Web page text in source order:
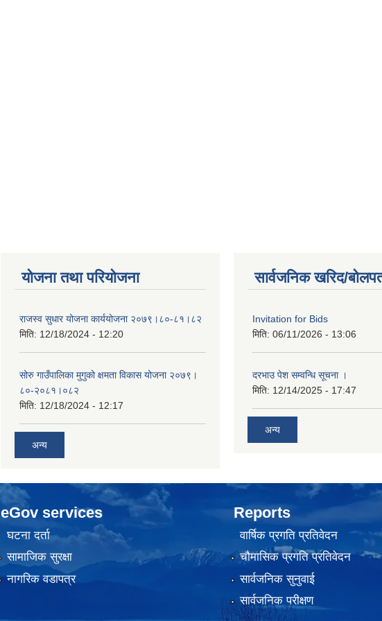
योजना तथा परियोजना
राजस्व सुधार योजना कार्ययोजना २०७९।८०-८१।८२
मिति: 12/18/2024 - 12:20
सोरु गाउँपालिका मुगुको क्षमता विकास योजना २०७९।
८०-२०८१।०८२
मिति: 12/18/2024 - 12:17
अन्य
सार्वजनिक खरिद/
Invitation for Bids
मिति: 06/11/2026 - 13:06
दरभाउ पेश सम्वन्धि सूचना ।
मिति: 12/14/2025 - 17:47
अन्य
eGov services
घटना दर्ता
सामाजिक सुरक्षा
नागरिक वडापत्र
Reports
वार्षिक प्रगति प्रतिवेदन
चौमासिक प्रगति प्रतिवेदन
सार्वजनिक सुनुवाई
सार्वजनिक परीक्षण